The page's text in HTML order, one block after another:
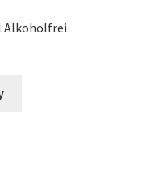
Alkoholfrei